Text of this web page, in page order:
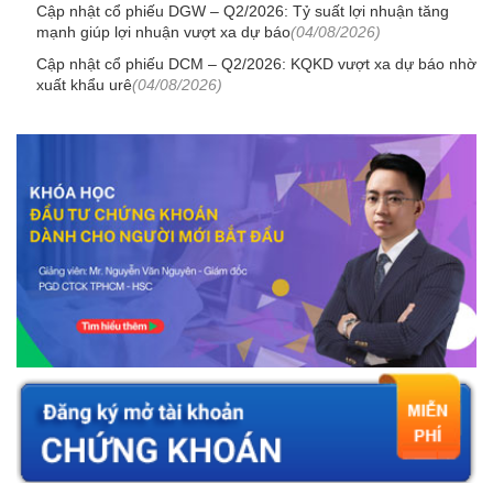
Cập nhật cổ phiếu DGW – Q2/2026: Tỷ suất lợi nhuận tăng
mạnh giúp lợi nhuận vượt xa dự báo(04/08/2026)
Cập nhật cổ phiếu DCM – Q2/2026: KQKD vượt xa dự báo nhờ
xuất khẩu urê(04/08/2026)